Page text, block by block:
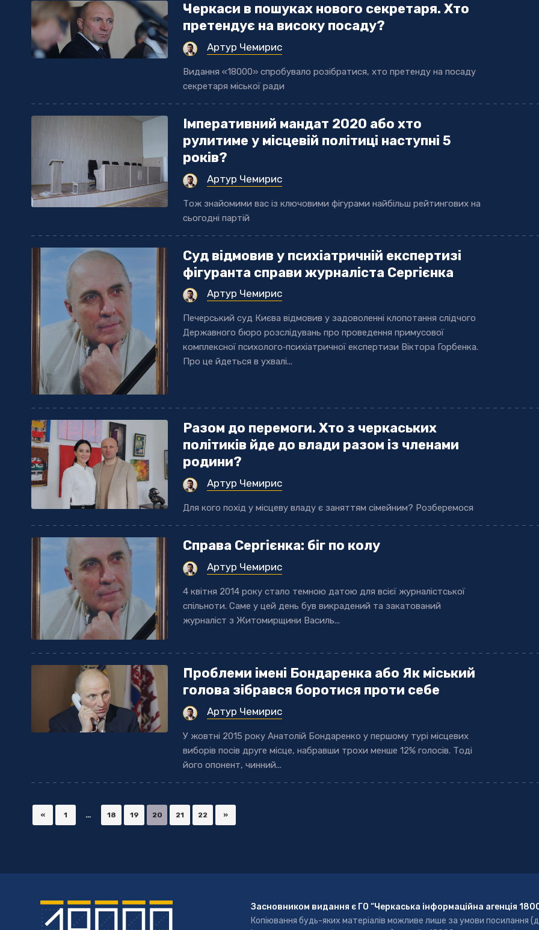
Черкаси в пошуках нового секретаря. Хто
претендує на високу посаду?
Артур Чемирис
Видання «18000» спробувало розібратися, хто претенду на посаду
секретаря міської ради
Імперативний мандат 2020 або хто
рулитиме у місцевій політиці наступні 5
років?
Артур Чемирис
Тож знайомими вас із ключовими фігурами найбільш рейтингових на
сьогодні партій
Суд відмовив у психіатричній експертизі
фігуранта справи журналіста Сергієнка
Артур Чемирис
Печерський суд Києва відмовив у задоволенні клопотання слідчого
Державного бюро розслідувань про проведення примусової
комплексної психолого‐психіатричної експертизи Віктора Горбенка.
Про це йдеться в ухвалі...
Разом до перемоги. Хто з черкаських
політиків йде до влади разом із членами
родини?
Артур Чемирис
Для кого похід у місцеву владу є заняттям сімейним? Розберемося
Справа Сергієнка: біг по колу
Артур Чемирис
4 квітня 2014 року стало темною датою для всієї журналістської
спільноти. Саме у цей день був викрадений та закатований
журналіст з Житомирщини Василь...
Проблеми імені Бондаренка або Як міський
голова зібрався боротися проти себе
Артур Чемирис
У жовтні 2015 року Анатолій Бондаренко у першому турі місцевих
виборів посів друге місце, набравши трохи менше 12% голосів. Тоді
його опонент, чинний...
« 1 … 18 19 20 21 22 »
Засновником видання є ГО “Черкаська інформаційна агенція
Копіювання будь-яких матеріалів можливе лише за умови посилання